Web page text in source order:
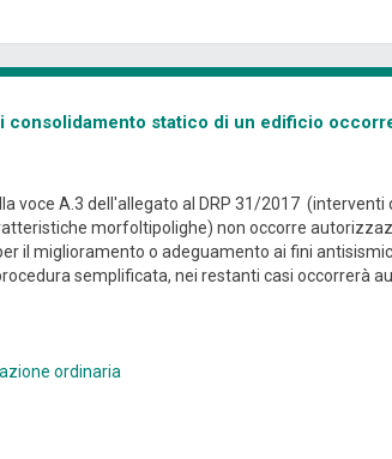
consolidamento statico di un edificio
voce A.3 dell'allegato al DRP 31/2017
morfoltipolighe) non occorre
il miglioramento o adeguamento ai fini
semplificata, nei restanti casi occorrerà
ordinaria